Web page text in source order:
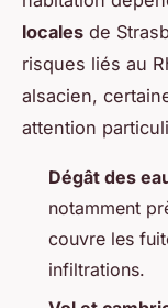
locales de
risques liés au
alsacien,
attention
Dégât des
notamment
couvre les
infiltrations.